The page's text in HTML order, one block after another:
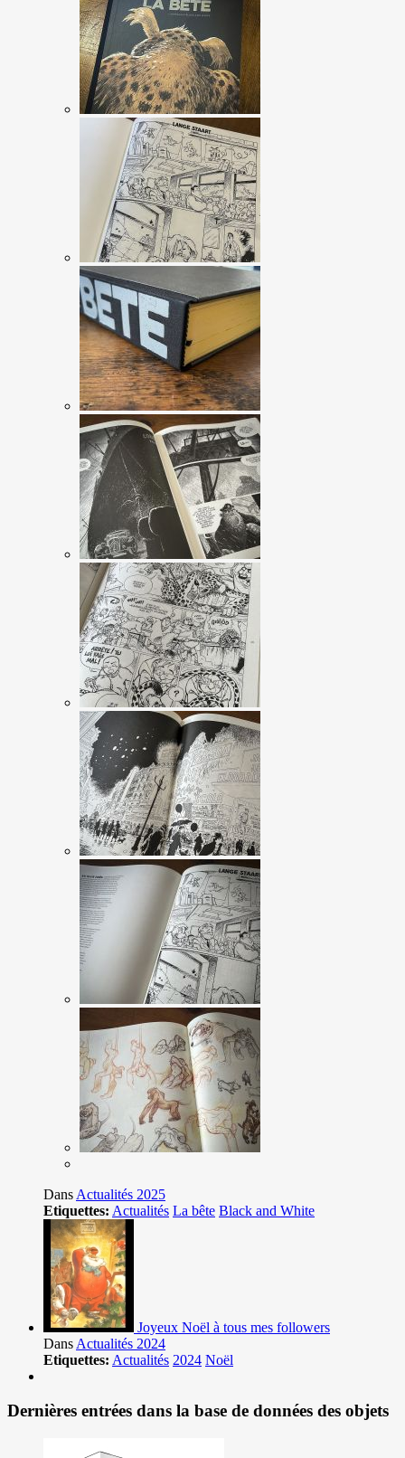
Dans Actualités 2025
Etiquettes: Actualités La bête Black and White
Joyeux Noël à tous mes followers
Dans Actualités 2024
Etiquettes: Actualités 2024 Noël
Dernières entrées dans la base de données des objets